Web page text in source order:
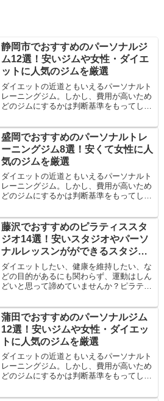
静岡市でおすすめのパーソナルジ
ム12選！安いジムや女性・ダイエ
ットに人気のジムを厳選
ダイエットの近道ともいえるパーソナルト
レーニングジム。しかし、費用が高いため
どのジムにするかは判断基準をもってしっ
回は、静...
盛岡でおすすめのパーソナルトレ
ーニングジム8選！安くて女性に人
気のジムを厳選
ダイエットの近道ともいえるパーソナルト
レーニングジム。しかし、費用が高いため
どのジムにするかは判断基準をもってしっ
回は、盛...
藤沢でおすすめのピラティススタ
ジオ14選！安いスタジオやパーソ
ナルレッスンがができるスタジオ
を厳選
ダイエットしたい、健康を維持したい、な
どの目的があるにも関わらず、運動はしん
どいと思って諦めていませんか？ピラティ
ジム通い...
蒲田でおすすめのパーソナルジム
12選！安いジムや女性・ダイエッ
トに人気のジムを厳選
ダイエットの近道ともいえるパーソナルト
レーニングジム。しかし、費用が高いため
どのジムにするかは判断基準をもってしっ
回は、蒲...